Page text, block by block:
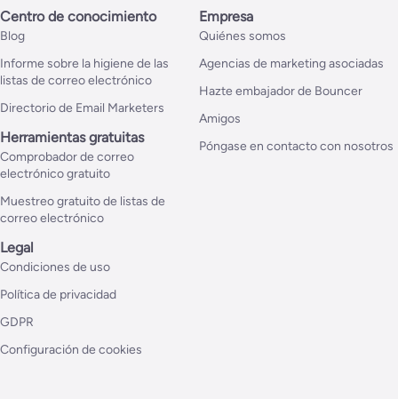
Centro de conocimiento
Blog
Informe sobre la higiene de las
listas de correo electrónico
Directorio de Email Marketers
Herramientas gratuitas
Comprobador de correo
electrónico gratuito
Muestreo gratuito de listas de
correo electrónico
Empresa
Quiénes somos
Agencias de marketing asociadas
Hazte embajador de Bouncer
Amigos
Póngase en contacto con nosotros
Legal
Condiciones de uso
Política de privacidad
GDPR
Configuración de cookies